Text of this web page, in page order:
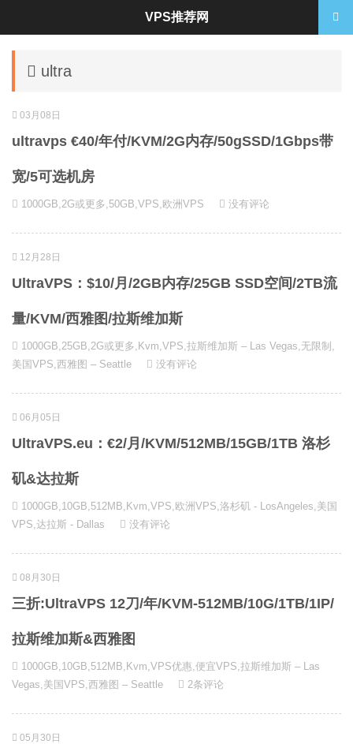
ultra
03月08日
ultravps €40/年付/KVM/2G内存/50gSSD/1Gbps带
宽/5可选机房
1000GB,2G或更多,50GB,VPS,欧洲VPS 没有评论
12月28日
UltraVPS：$10/月/2GB内存/25GB SSD空间/2TB流
量/KVM/西雅图/拉斯维加斯
1000GB,25GB,2G或更多, Kvm,VPS,拉斯维加斯 – Las Vegas,无限制 ,
美国VPS,西雅图 – Seattle 没有评论
06月05日
UltraVPS.eu：€2/月/KVM/512MB/15GB/1TB 洛杉
矶&达拉斯
1000GB,10GB,512MB, Kvm,VPS,欧洲VPS,洛杉矶 - LosAngeles,美国
VPS,达拉斯 - Dallas 没有评论
08月30日
三折:UltraVPS 12刀/年/KVM-512MB/10G/1TB/1IP/
拉斯维加斯&西雅图
1000GB,10GB,512MB, Kvm,VPS优惠,便宜VPS,拉斯维加斯 – Las
Vegas,美国VPS,西雅图 – Seattle 2条评论
05月30日
VPS推荐网